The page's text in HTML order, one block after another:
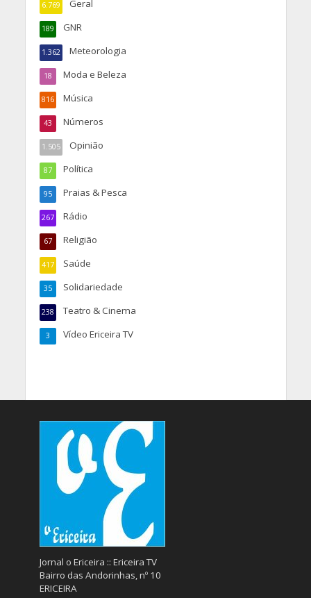
Geral
6.769
GNR
189
Meteorologia
1.362
Moda e Beleza
18
Música
816
Números
43
Opinião
1.505
Política
87
Praias & Pesca
95
Rádio
267
Religião
67
Saúde
417
Solidariedade
35
Teatro & Cinema
238
Vídeo Ericeira TV
3
Jornal o Ericeira :: Ericeira TV
Bairro das Andorinhas, nº 10
ERICEIRA